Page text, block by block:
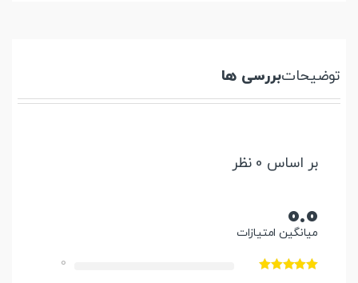
توضیحاتبررسی ها
بر اساس 0 نظر
0.0
میانگین امتیازات
0